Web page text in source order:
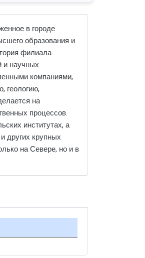
в городе
образования и
филиала
и научных
компаниями,
геологию,
на
процессов.
институтах, а
других крупных
на Севере, но и в